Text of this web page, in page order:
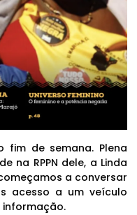
fim de semana. Plena
na RPPN dele, a Linda
a conversar
acesso a um veículo
informação.